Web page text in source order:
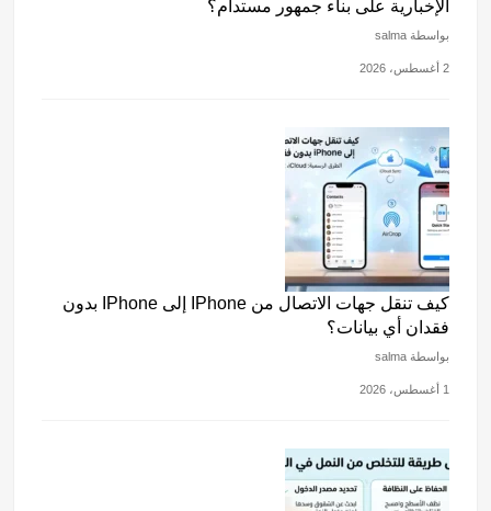
الإخبارية على بناء جمهور مستدام؟
بواسطة salma
2 أغسطس، 2026
كيف تنقل جهات الاتصال من IPhone إلى IPhone بدون
فقدان أي بيانات؟
بواسطة salma
1 أغسطس، 2026